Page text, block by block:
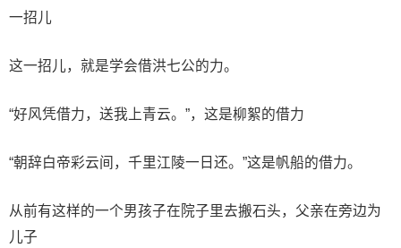
一招儿
这一招儿，就是学会借洪七公的力。
“好风凭借力，送我上青云。”，这是柳絮的借力
“朝辞白帝彩云间，千里江陵一日还。”这是帆船的借力。
从前有这样的一个男孩子在院子里去搬石头，父亲在旁边为
儿子